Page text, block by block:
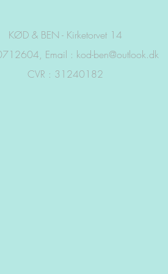
KØD & BEN - Kirketorvet 14
Email : kod-ben@outlook.dk
CVR : 31240182